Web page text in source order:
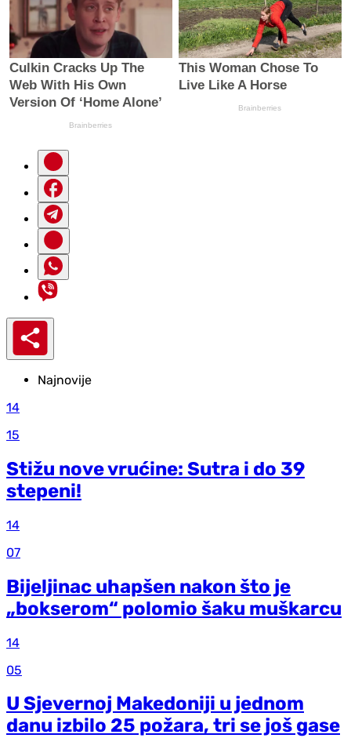
Najnovije
14
15
Stižu nove vrućine: Sutra i do 39
stepeni!
14
07
Bijeljinac uhapšen nakon što je
„bokserom“ polomio šaku muškarcu
14
05
U Sjevernoj Makedoniji u jednom
danu izbilo 25 požara, tri se još gase